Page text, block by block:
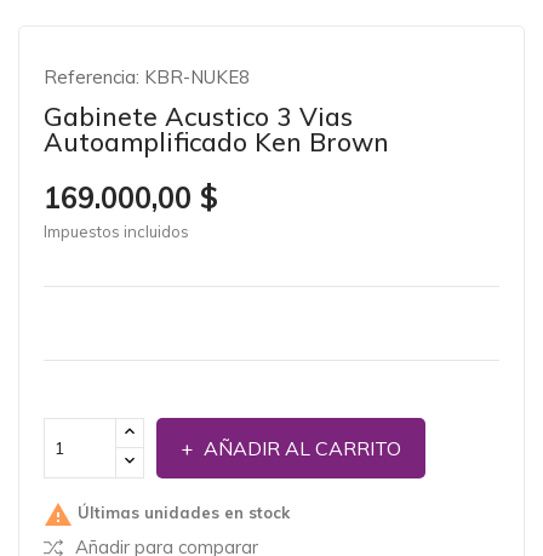
Referencia: KBR-NUKE8
Gabinete Acustico 3 Vias
Autoamplificado Ken Brown
169.000,00 $
Impuestos incluidos
AÑADIR AL CARRITO
 Últimas unidades en stock
Añadir para comparar